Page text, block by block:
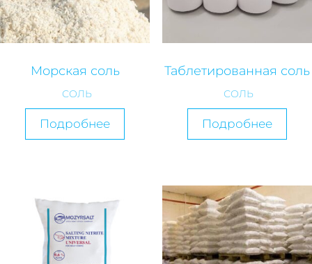
Морская соль
СОЛЬ
Подробнее
Таблетированная соль
СОЛЬ
Подробнее